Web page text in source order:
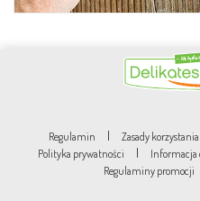
Regulamin | Zasady
Polityka prywatności | Informacja
Regulaminy promocji